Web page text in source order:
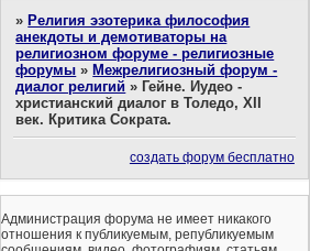
»Религия эзотерика философия
анекдоты и демотиваторы на
религиозном форуме - религиозные
форумы »Межрелигиозный форум -
диалог религий »Гейне. Иудео -
христианский диалог в Толедо, XII
век. Критика Сократа.
создать форум бесплатно
Администрация форума не имеет никакого
отношения к публикуемым, републикуемым